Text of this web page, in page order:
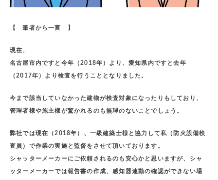
【 筆者から一言 】
現在、
名古屋市内ですと今年（2018年）より、愛知県内ですと去年
（2017年）より検査を行うこととなりました。
今まで該当していなかった建物が検査対象になったりもしており、
管理者様や施主様が驚かれるのも無理のないことでしょう。
弊社では現在（2018年）、一級建築士様と協力して私（防火設備検
査員）で作業の実施と監督をさせて頂いております。
シャッターメーカーにご依頼されるのも安心かと思いますが、シャ
ッターメーカーでは報告書の作成、感知器連動の確認ができない場